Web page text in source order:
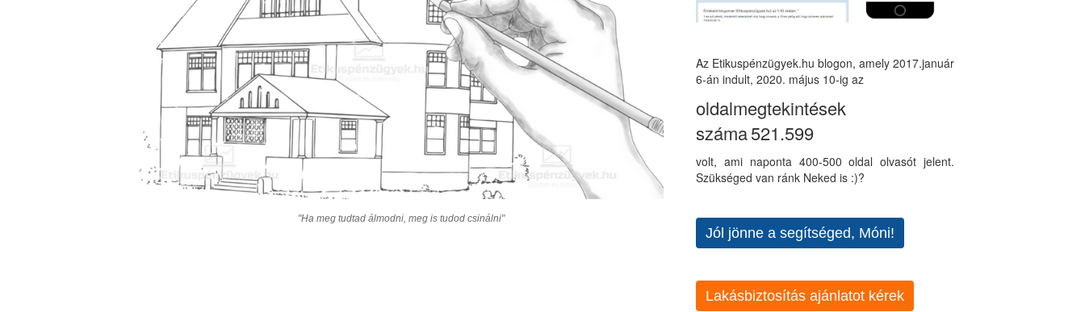
"Ha meg tudtad álmodni, meg is tudod csinálni"
Az Etikuspénzügyek.hu blogon, amely 2017.január
6-án indult, 2020. május 10-ig az
oldalmegtekintések
száma521.599
volt, ami naponta 400-500 oldal olvasót jelent.
Szükséged van ránk Neked is :)?
Jól jönne a segítséged, Móni!
Lakásbiztosítás ajánlatot kérek